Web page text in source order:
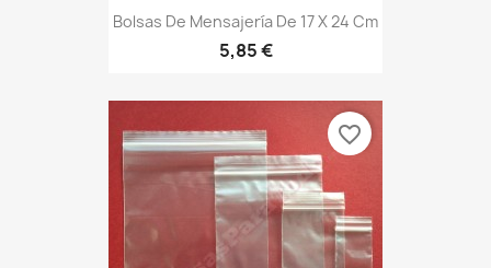
Bolsas De Mensajería De 17 X 24 Cm
5,85 €
favorite_border